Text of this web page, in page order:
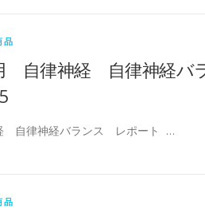
品
自律神経 自律神経バ
自律神経バランス レポート …
品